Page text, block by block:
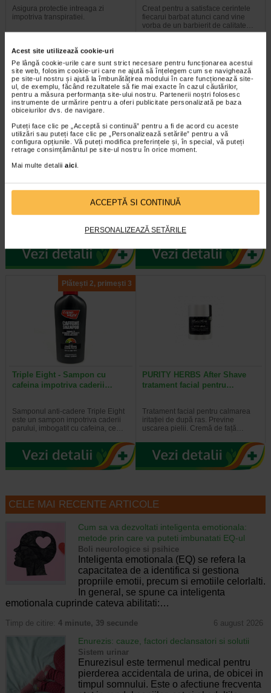
Acest site utilizează cookie-uri
Pe lângă cookie-urile care sunt strict necesare pentru funcționarea acestui
site web, folosim cookie-uri care ne ajută să înțelegem cum se navighează
pe site-ul nostru și ajută la îmbunătățirea modului în care funcționează site-
ul, de exemplu, făcând rezultatele să fie mai exacte în cazul căutărilor,
pentru a măsura performanța site-ului nostru. Partenerii noștri folosesc
instrumente de urmărire pentru a oferi publicitate personalizată pe baza
obiceiurilor dvs. de navigare.
Puteți face clic pe „Acceptă si continuă” pentru a fi de acord cu aceste
utilizări sau puteți face clic pe „Personalizează setările” pentru a vă
configura opțiunile. Vă puteți modifica preferințele și, în special, vă puteți
retrage consimțământul pe site-ul nostru în orice moment.
Mai multe detalii aici.
ACCEPTĂ SI CONTINUĂ
PERSONALIZEAZĂ SETĂRILE
Asigura protectie intreaga zi
impotriva transpiratiei.
Creat pentru a satisface cerintele
fiecarui barbat atunci cand vine
vorba de un barbierit de calitate…
Water, 100ml
vorba de un barbierit de calitate…
Plătești 2, primești 3
musetel&vitamina E 300ml
barbierit de la Genera, ce contine…
Plătești 2, primești 3
Triple Eight - Sampon cu
cafeina impotriva caderii…
Samponul anti-cadere Triple Eight
este un sampon impotriva caderii
parului, imbogatit cu cafeina, ce…
PURITY HERBS After Shave
tratament facial pentru…
Tratament facial pentru calmarea
iritației de după ras. Previne
uscarea pielii. Cremă de față…
CELE MAI RECENTE ARTICOLE
Cum sa va dezvoltati inteligenta emotionala:
metode prin care va puteti imbunatati EQ-ul
Boli neurologice si psihice
Inteligenta emotionala (EQ) se refera la
capacitatea de a identifica si gestiona
propriile emotii, precum si emotiile celorlalti.
In general, se spune ca inteligenta
emotionala cuprinde cateva abilitati:…
Timp de citire: 4 minute, 39 secunde 6 august 2026
Enurezis: cauze, factori declansatori si solutii
Sistem urinar
Enurezisul este termenul medical pentru
pierderea accidentala de urina, de obicei in
timpul somnului. Este o afectiune frecventa